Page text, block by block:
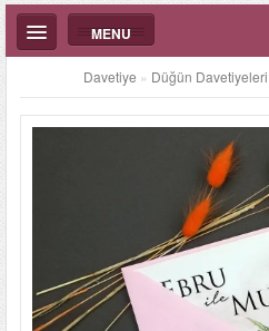
MENU
LÜKS DAVETIYELER
Davetiye » Düğün Davetiyeleri